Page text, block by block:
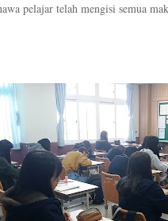
pelajar telah mengisi semua